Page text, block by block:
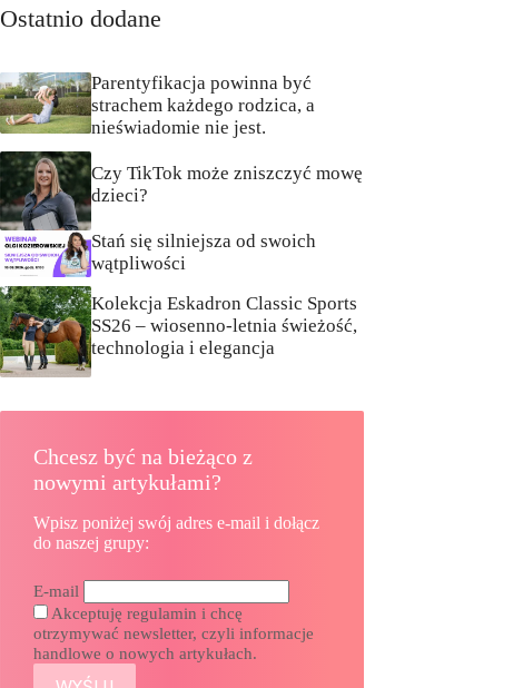
Ostatnio dodane
Parentyfikacja powinna być
strachem każdego rodzica, a
nieświadomie nie jest.
Czy TikTok może zniszczyć mowę
dzieci?
Stań się silniejsza od swoich
wątpliwości
Kolekcja Eskadron Classic Sports
SS26 – wiosenno-letnia świeżość,
technologia i elegancja
Chcesz być na bieżąco z
nowymi artykułami?
Wpisz poniżej swój adres e-mail i dołącz
do naszej grupy:
E-mail
Akceptuję regulamin i chcę
otrzymywać newsletter, czyli informacje
handlowe o nowych artykułach.